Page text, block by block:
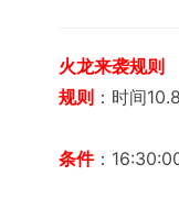
火龙来袭规则
规则 ：时间
条件：